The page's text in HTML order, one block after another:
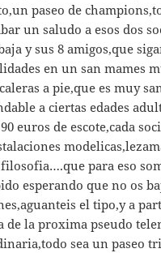
paseo de
un saludo a esos dos
y sus 8 amigos,que
en un san mames
a pie,que es muy
a ciertas edades
euros de escote,cada
para eso
esperando que no os
el tipo,y a
de la proxima pseudo
sea un paseo